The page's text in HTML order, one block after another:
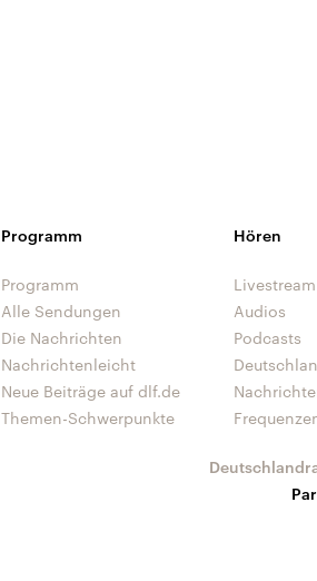
Programm
Programm
Alle Sendungen
Die Nachrichten
Nachrichtenleicht
Neue Beiträge auf dlf.de
Themen-Schwerpunkte
Hören
Livestream
Audios
Podcasts